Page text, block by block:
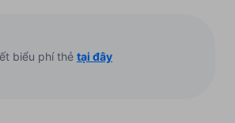
biểu phí thẻ tại đây